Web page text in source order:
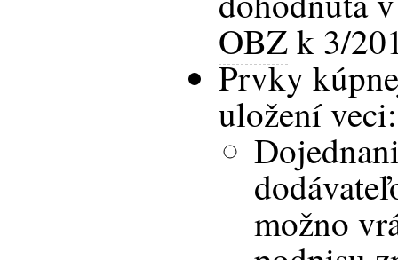
OBZk 3/
Prvky
uložení veci:
možno